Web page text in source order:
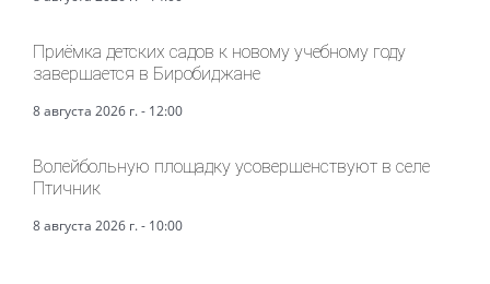
Приёмка детских садов к новому учебному году
завершается в Биробиджане
8 августа 2026 г. - 12:00
Волейбольную площадку усовершенствуют в селе
Птичник
8 августа 2026 г. - 10:00